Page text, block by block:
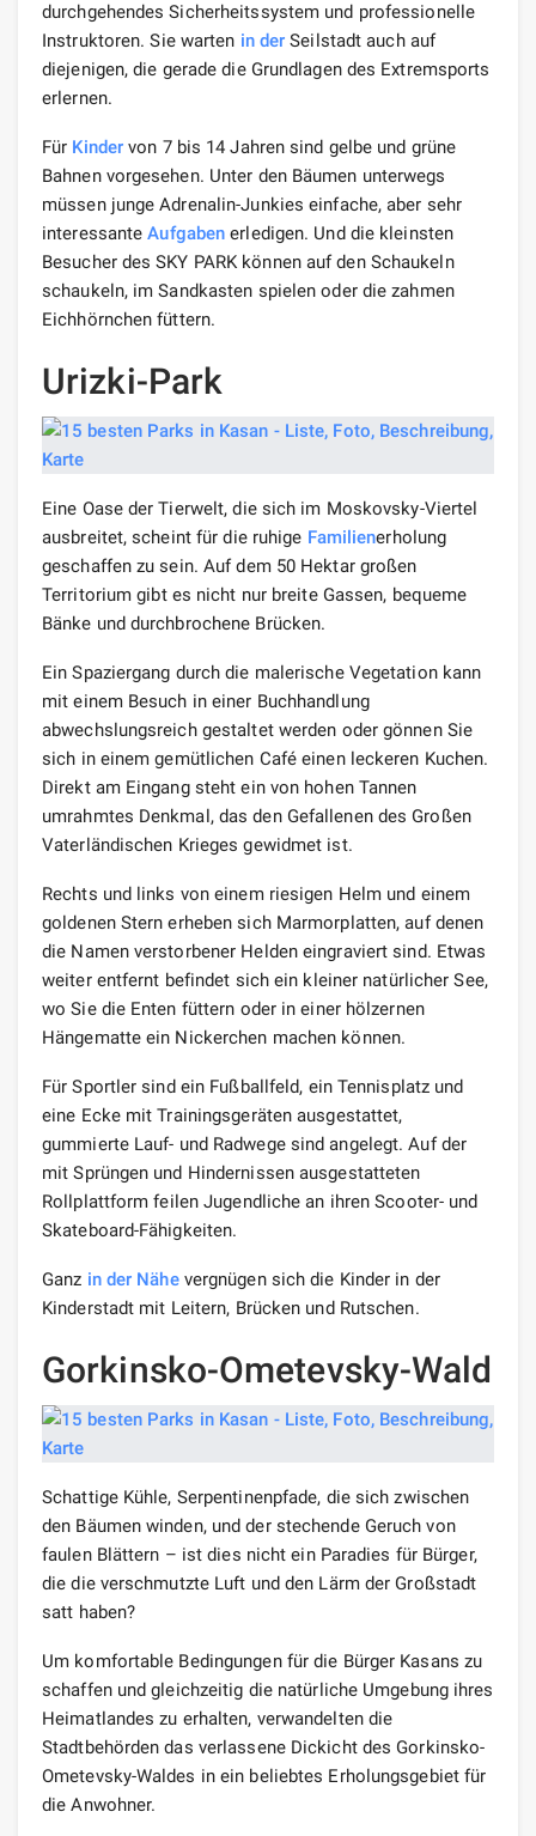
durchgehendes Sicherheitssystem und professionelle
Instruktoren. Sie warten in der Seilstadt auch auf
diejenigen, die gerade die Grundlagen des Extremsports
erlernen.
Für Kinder von 7 bis 14 Jahren sind gelbe und grüne
Bahnen vorgesehen. Unter den Bäumen unterwegs
müssen junge Adrenalin-Junkies einfache, aber sehr
interessanteAufgaben erledigen. Und die kleinsten
Besucher des SKY PARK können auf den Schaukeln
schaukeln, im Sandkasten spielen oder die zahmen
Eichhörnchen füttern.
Urizki-Park
Eine Oase der Tierwelt, die sich im Moskovsky-Viertel
ausbreitet, scheint für die ruhige Familienerholung
geschaffen zu sein. Auf dem 50 Hektar großen
Territorium gibt es nicht nur breite Gassen, bequeme
Bänke und durchbrochene Brücken.
Ein Spaziergang durch die malerische Vegetation kann
mit einem Besuch in einer Buchhandlung
abwechslungsreich gestaltet werden oder gönnen Sie
sich in einem gemütlichen Café einen leckeren Kuchen.
Direkt am Eingang steht ein von hohen Tannen
umrahmtes Denkmal, das den Gefallenen des Großen
Vaterländischen Krieges gewidmet ist.
Rechts und links von einem riesigen Helm und einem
goldenen Stern erheben sich Marmorplatten, auf denen
die Namen verstorbener Helden eingraviert sind. Etwas
weiter entfernt befindet sich ein kleiner natürlicher See,
wo Sie die Enten füttern oder in einer hölzernen
Hängematte ein Nickerchen machen können.
Für Sportler sind ein Fußballfeld, ein Tennisplatz und
eine Ecke mit Trainingsgeräten ausgestattet,
gummierte Lauf- und Radwege sind angelegt. Auf der
mit Sprüngen und Hindernissen ausgestatteten
Rollplattform feilen Jugendliche an ihren Scooter- und
Skateboard-Fähigkeiten.
Ganz in der Nähevergnügen sich die Kinder in der
Kinderstadt mit Leitern, Brücken und Rutschen.
Gorkinsko-Ometevsky-Wald
Schattige Kühle, Serpentinenpfade, die sich zwischen
den Bäumen winden, und der stechende Geruch von
faulen Blättern – ist dies nicht ein Paradies für Bürger,
die die verschmutzte Luft und den Lärm der Großstadt
satt haben?
Um komfortable Bedingungen für die Bürger Kasans zu
schaffen und gleichzeitig die natürliche Umgebung ihres
Heimatlandes zu erhalten, verwandelten die
Stadtbehörden das verlassene Dickicht des Gorkinsko-
Ometevsky-Waldes in ein beliebtes Erholungsgebiet für
die Anwohner.